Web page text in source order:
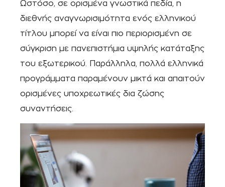
Ωστόσο, σε ορισμένα γνωστικά πεδία, η
διεθνής αναγνωρισιμότητα ενός ελληνικού
τίτλου μπορεί να είναι πιο περιορισμένη σε
σύγκριση με πανεπιστήμια υψηλής κατάταξης
του εξωτερικού. Παράλληλα, πολλά ελληνικά
προγράμματα παραμένουν μικτά και απαιτούν
ορισμένες υποχρεωτικές δια ζώσης
συναντήσεις.